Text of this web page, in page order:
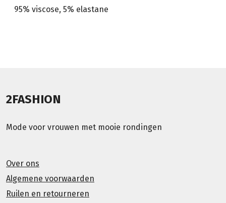
95% viscose, 5% elastane
2FASHION
Mode voor vrouwen met mooie rondingen
Over ons
Algemene voorwaarden
Ruilen en retourneren